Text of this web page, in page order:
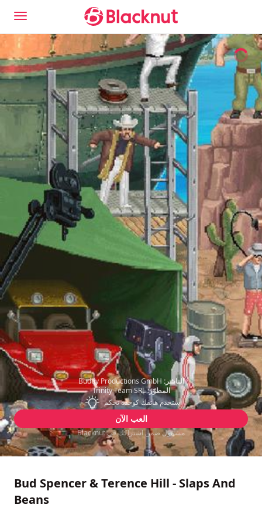
الناشر: Buddy Productions GmbH
المطوّر:Trinity Team SRL
استخدم هاتفك كوحدة تحكم
العب الآن
مشمول ضمن اشتراكك في Blacknut
Bud Spencer & Terence Hill - Slaps And
Beans